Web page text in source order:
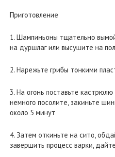
Приготовление
1. Шампиньоны тщательно
на дуршлаг или высушите на
2. Нарежьте грибы тонкими
3. На огонь поставьте
немного посолите, закиньте
около 5 минут
4. Затем откиньте на сито,
завершить процесс варки,